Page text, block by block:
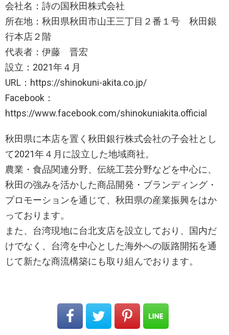
会社名：詩の国秋田株式会社
所在地：秋田県秋田市山王三丁目２番１号 秋田銀
行本店２階
代表者：伊藤 晋宏
設立：2021年４月
URL：https://shinokuni-akita.co.jp/
Facebook：
https://www.facebook.com/shinokuniakita.official
秋田県に本店を置く秋田銀行株式会社の子会社とし
て2021年４月に設立した地域商社。
農業・食品関連分野、伝統工芸分野などを中心に、
秋田の強みを活かした商品開発・ブランディング・
プロモーションを通じて、秋田県の産業振興をはか
っております。
また、台湾現地に台北支店を設立しており、国内だ
けでなく、台湾を中心とした海外への販路開拓を通
じて新たな商流構築にも取り組んでおります。